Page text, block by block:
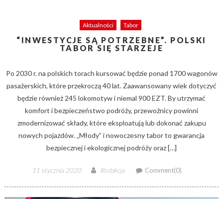
Aktualności Tabor
“INWESTYCJE SĄ POTRZEBNE”. POLSKI
TABOR SIĘ STARZEJE
Po 2030 r. na polskich torach kursować będzie ponad 1700 wagonów
pasażerskich, które przekroczą 40 lat. Zaawansowany wiek dotyczyć
będzie również 245 lokomotyw i niemal 900 EZT. By utrzymać
komfort i bezpieczeństwo podróży, przewoźnicy powinni
zmodernizować składy, które eksploatują lub dokonać zakupu
nowych pojazdów. „Młody” i nowoczesny tabor to gwarancja
bezpiecznej i ekologicznej podróży oraz […]
Posted
11 stycznia 2020 Author
Redakcja Comment(0)